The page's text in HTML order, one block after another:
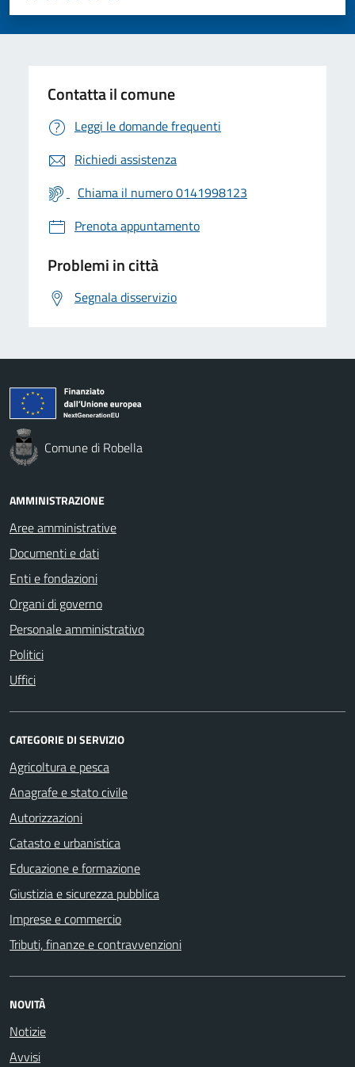
Valuta 5 stelle su 5
Valuta 4 stelle su 5
Valuta 3 stelle su 5
Valuta 2 stelle su 5
Valuta 1 stelle su 5
Contatta il comune
Leggi le domande frequenti
Richiedi assistenza
Chiama il numero 0141998123
Prenota appuntamento
Problemi in città
Segnala disservizio
Comune di Robella
AMMINISTRAZIONE
Aree amministrative
Documenti e dati
Enti e fondazioni
Organi di governo
Personale amministrativo
Politici
Uffici
CATEGORIE DI SERVIZIO
Agricoltura e pesca
Anagrafe e stato civile
Autorizzazioni
Catasto e urbanistica
Educazione e formazione
Giustizia e sicurezza pubblica
Imprese e commercio
Tributi, finanze e contravvenzioni
NOVITÀ
Notizie
Avvisi